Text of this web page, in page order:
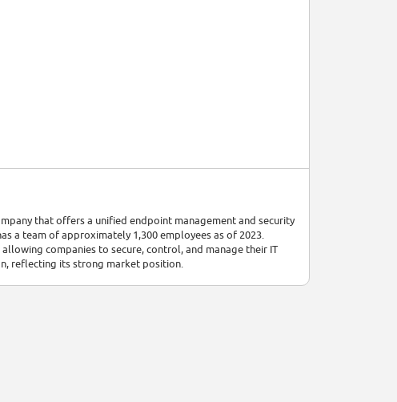
that offers a unified endpoint management and security
a team of approximately 1,300 employees as of 2023.
companies to secure, control, and manage their IT
reflecting its strong market position.